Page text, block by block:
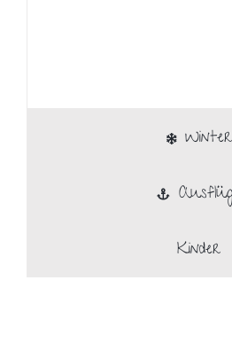
Winter
Kinder